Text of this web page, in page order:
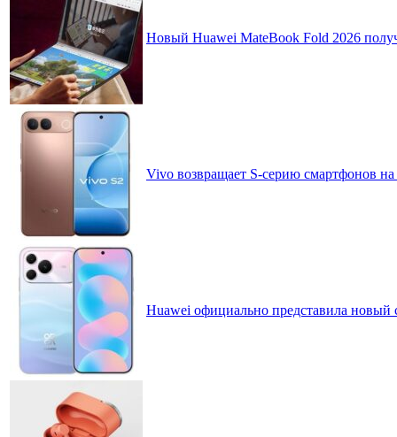
Новый Huawei MateBook Fold 2026
Vivo возвращает S-серию смартфонов
Huawei официально представила